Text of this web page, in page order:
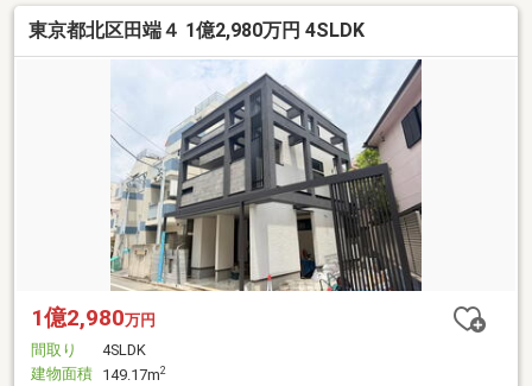
東京都北区田端４ 1億2,980万円 4SLDK
1億2,980万円
間取り
4SLDK
建物面積 149.17m2